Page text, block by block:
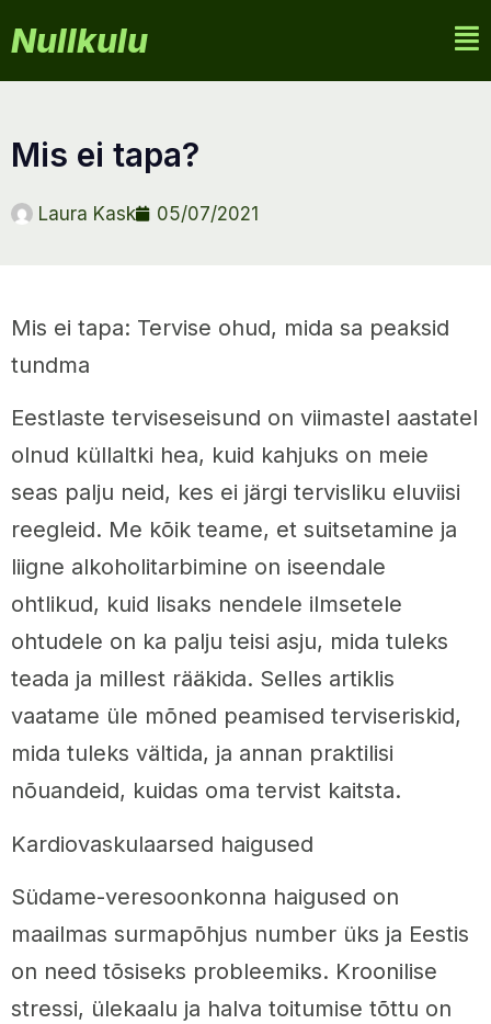
Nullkulu
mis ei tapa?
Laura Kask 05/07/2021
Mis ei tapa: Tervise ohud, mida sa peaksid
tundma
Eestlaste terviseseisund on viimastel aastatel
olnud küllaltki hea, kuid kahjuks on meie
seas palju neid, kes ei järgi tervisliku eluviisi
reegleid. Me kõik teame, et suitsetamine ja
liigne alkoholitarbimine on iseendale
ohtlikud, kuid lisaks nendele ilmsetele
ohtudele on ka palju teisi asju, mida tuleks
teada ja millest rääkida. Selles artiklis
vaatame üle mõned peamised terviseriskid,
mida tuleks vältida, ja annan praktilisi
nõuandeid, kuidas oma tervist kaitsta.
Kardiovaskulaarsed haigused
Südame-veresoonkonna haigused on
maailmas surmapõhjus number üks ja Eestis
on need tõsiseks probleemiks. Kroonilise
stressi, ülekaalu ja halva toitumise tõttu on